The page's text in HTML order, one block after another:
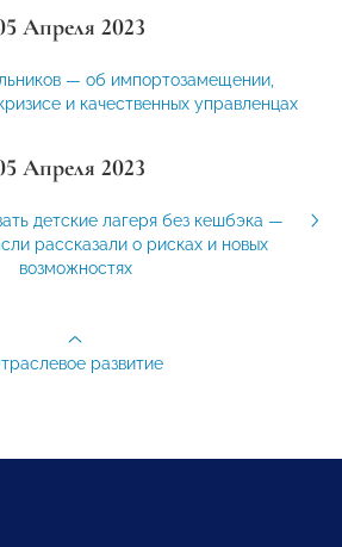
Апреля 2023
— об импортозамещении,
и качественных управленцах
Апреля 2023
детские лагеря без кешбэка —
рассказали о рисках и новых
возможностях
развитие